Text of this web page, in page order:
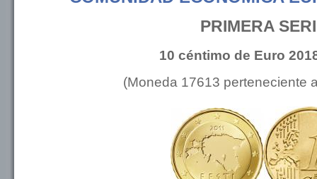
PRIMERA
10 céntimo de Euro
(Moneda 17613 perteneciente